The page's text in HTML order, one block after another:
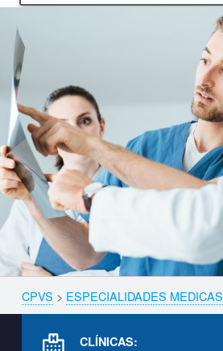
Breadcrumbs navigation
CPVS > ESPECIALIDADES MEDICAS
CLÍNICAS: